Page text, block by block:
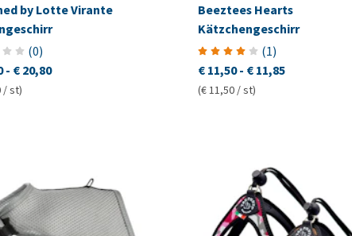
by Lotte Virante
(0)
- € 20,80
/ st)
Beeztees Hearts
Kätzchengeschirr
(1)
€ 11,50 - € 11,85
(€ 11,50 / st)